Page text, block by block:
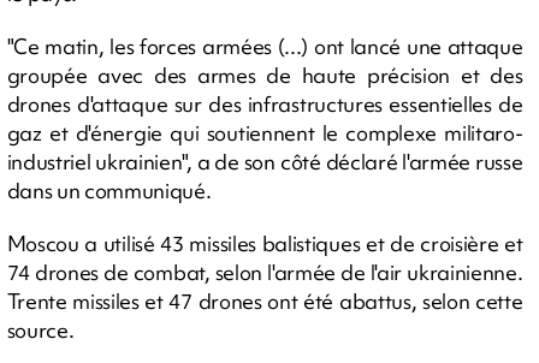
"Ce matin, les forces armées (...) ont lancé une attaque
groupée avec des armes de haute précision et des
drones d'attaque sur des infrastructures essentielles de
gaz et d'énergie qui soutiennent le complexe militaro-
industriel ukrainien", a de son côté déclaré l'armée russe
dans un communiqué.
Moscou a utilisé 43 missiles balistiques et de croisière et
74 drones de combat, selon l'armée de l'air ukrainienne.
Trente missiles et 47 drones ont été abattus, selon cette
source.